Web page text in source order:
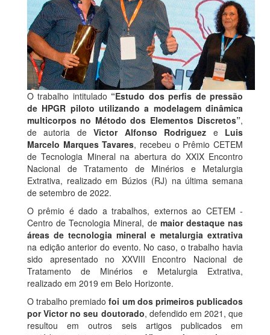
O trabalho intitulado “Estudo dos perfis de pressão
de HPGR piloto utilizando a modelagem dinâmica
multicorpos no Método dos Elementos Discretos”,
de autoria deVictor Alfonso Rodriguez eLuis
Marcelo Marques Tavares, recebeu o Prêmio CETEM
de Tecnologia Mineral na abertura do XXIX Encontro
Nacional de Tratamento de Minérios e Metalurgia
Extrativa, realizado em Búzios (RJ) na última semana
de setembro de 2022.
O prêmio é dado a trabalhos, externos ao CETEM -
Centro de Tecnologia Mineral, de maior destaque nas
áreas de tecnologia mineral e metalurgia extrativa
na edição anterior do evento. No caso, o trabalho havia
sido apresentado no XXVIII Encontro Nacional de
Tratamento de Minérios e Metalurgia Extrativa,
realizado em 2019 em Belo Horizonte.
O trabalho premiadofoi um dos primeiros publicados
por Victor no seu doutorado, defendido em 2021, que
resultou em outros seis artigos publicados em